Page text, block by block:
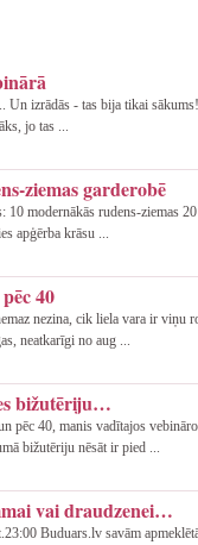
Un izrādās - tas bija tikai
jo tas ...
ziemas garderobē
10 modernākās rudens-ziemas
apģērba krāsu ...
40
nezina, cik liela vara ir viņu
neatkarīgi no aug ...
bižutēriju…
pēc 40, manis vadītajos
bižutēriju nēsāt ir pied ...
vai draudzenei…
Buduars.lv savām